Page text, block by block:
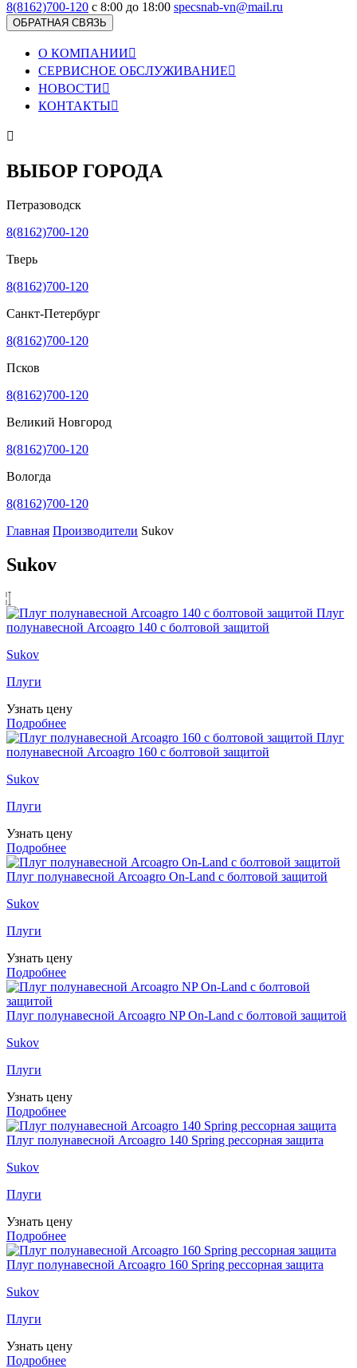
8(8162)700-120 с 8:00 до 18:00 specsnab-vn@mail.ru
ОБРАТНАЯ СВЯЗЬ
О КОМПАНИИ
СЕРВИСНОЕ ОБСЛУЖИВАНИЕ
НОВОСТИ
КОНТАКТЫ

ВЫБОР ГОРОДА
Петразоводск
8(8162)700-120
Тверь
8(8162)700-120
Санкт-Петербург
8(8162)700-120
Псков
8(8162)700-120
Великий Новгород
8(8162)700-120
Вологда
8(8162)700-120
Главная Производители Sukov
Sukov
Плуг
полунавесной Arcoagro 140 с болтовой защитой
Sukov
Плуги
Узнать цену
Подробнее
Плуг
полунавесной Arcoagro 160 с болтовой защитой
Sukov
Плуги
Узнать цену
Подробнее
Плуг полунавесной Arcoagro On-Land с болтовой защитой
Sukov
Плуги
Узнать цену
Подробнее
Плуг полунавесной Arcoagro NP On-Land с болтовой защитой
Sukov
Плуги
Узнать цену
Подробнее
Плуг полунавесной Arcoagro 140 Spring рессорная защита
Sukov
Плуги
Узнать цену
Подробнее
Плуг полунавесной Arcoagro 160 Spring рессорная защита
Sukov
Плуги
Узнать цену
Подробнее